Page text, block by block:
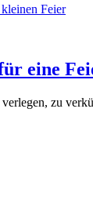
eine
zu